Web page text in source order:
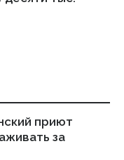
приют
за